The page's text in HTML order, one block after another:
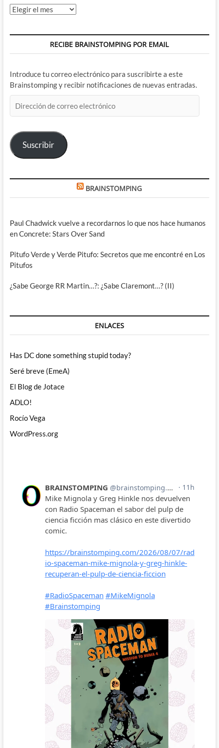
Archivos
RECIBE BRAINSTOMPING POR EMAIL
Introduce tu correo electrónico para suscribirte a este
Brainstomping y recibir notificaciones de nuevas entradas.
de
electrónico
Suscribir
BRAINSTOMPING
Paul Chadwick vuelve a recordarnos lo que nos hace humanos
en Concrete: Stars Over Sand
Pitufo Verde y Verde Pitufo: Secretos que me encontré en Los
Pitufos
¿Sabe George RR Martin…?: ¿Sabe Claremont…? (II)
ENLACES
Has DC done something stupid today?
Seré breve (EmeA)
El Blog de Jotace
ADLO!
Rocío Vega
WordPress.org